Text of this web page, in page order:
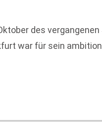
des
war für sein